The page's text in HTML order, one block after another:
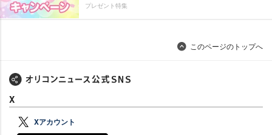
プレゼント特集
このページのトップへ
X
Xアカウント